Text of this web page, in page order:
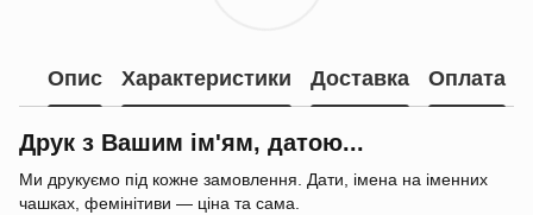
Опис Характеристики Доставка Оплата
Друк з Вашим ім'ям, датою...
Ми друкуємо під кожне замовлення. Дати, імена на іменних
чашках, фемінітиви — ціна та сама.